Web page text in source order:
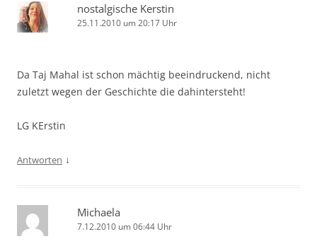
nostalgische Kerstin
25.11.2010 um 20:17 Uhr
Da Taj Mahal ist schon mächtig beeindruckend, nicht
zuletzt wegen der Geschichte die dahintersteht!
LG KErstin
Antworten ↓
Michaela
7.12.2010 um 06:44 Uhr